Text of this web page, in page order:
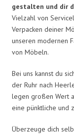
gestalten und dir
Vielzahl von
Verpacken deiner
unseren modernen
von Möbeln.
Bei uns kannst du
der Ruhr nach
legen großen Wert
eine pünktliche und
Überzeuge dich